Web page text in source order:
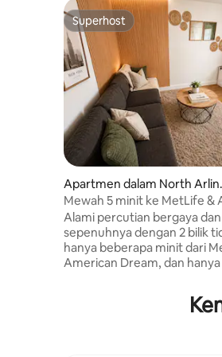
Superhost
Superhost
Apartmen dalam North
on
Mewah 5 minit ke MetLife &
Dream Berhampiran NYC
Alami percutian bergaya
sepenuhnya dengan 2 bilik
hanya beberapa minit dari
American Dream, dan
Dunia, konsert, keluarga,
bandar, ini menggabungkan